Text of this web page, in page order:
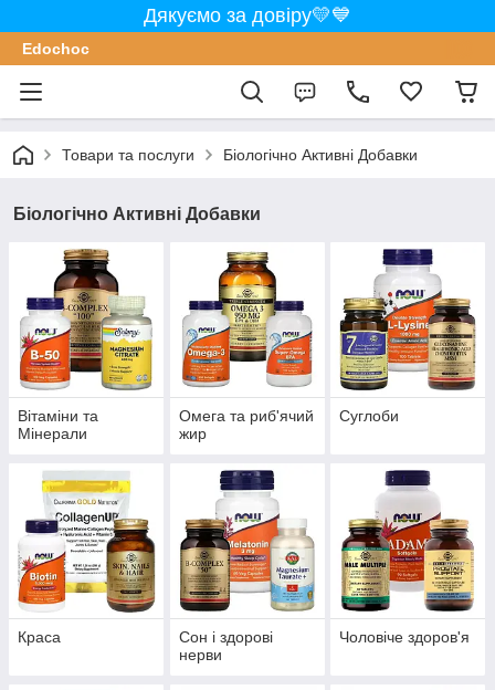
Дякуємо за довіру💛💙
Edochoс
Товари та послуги Біологічно Активні Добавки
Біологічно Активні Добавки
Вітаміни та
Мінерали
Омега та риб'ячий
жир
Суглоби
Краса
Сон і здорові
нерви
Чоловіче здоров'я